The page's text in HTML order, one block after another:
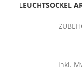
LEUCHTSOCKEL
inkl.